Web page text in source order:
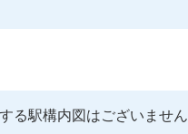
る駅構内図はございません